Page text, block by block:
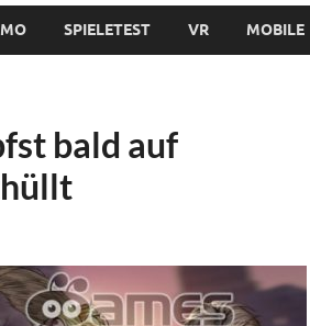
SPIELETEST VR MOBILE
bald auf